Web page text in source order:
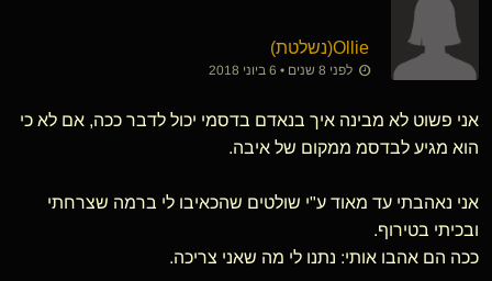
Ollie​(נשלטת)
לפני 8 שנים • 6 ביוני 2018
אני פשוט לא מבינה איך בנאדם בדסמי יכול לדבר ככה, אם לא כי
הוא מגיע לבדסמ ממקום של איבה.
אני נאהבתי עד מאוד ע"י שולטים שהכאיבו לי ברמה שצרחתי
ובכיתי בטירוף.
ככה הם אהבו אותי: נתנו לי מה שאני צריכה.